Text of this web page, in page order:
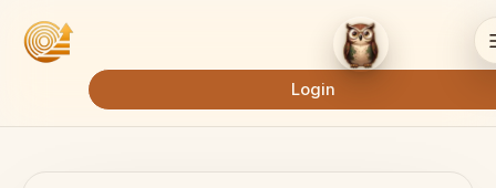
Login